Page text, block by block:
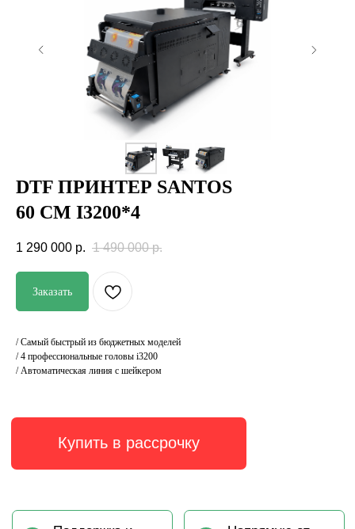
DTF ПРИНТЕР SANTOS
60 СМ I3200*4
1 290 000 р. 1 490 000 р.
Заказать
/ Самый быстрый из бюджетных моделей
/ 4 профессиональные головы i3200
/ Автоматическая линия с шейкером
Купить в рассрочку
Поддержка и
консультации